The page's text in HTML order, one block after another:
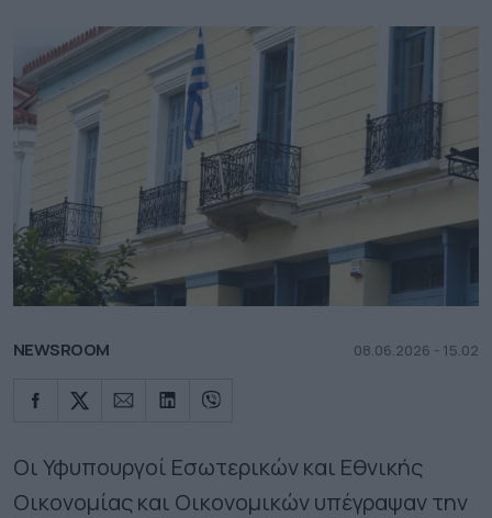
NEWSROOM 08.06.2026 - 15.02
Οι Υφυπουργοί Εσωτερικών και Εθνικής
Οικονομίας και Οικονομικών υπέγραψαν την